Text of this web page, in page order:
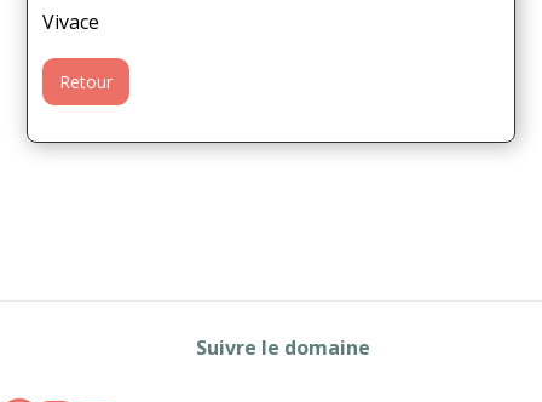
Vivace
Retour
Suivre le domaine